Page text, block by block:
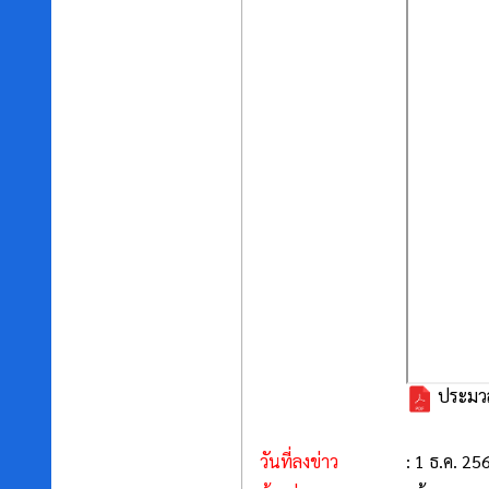
ประม
วันที่ลงข่าว
: 1 ธ.ค.